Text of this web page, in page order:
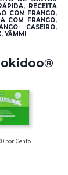
RECEITA
COM FRANGO,
COM FRANGO,
CASEIRO,
YÄMMI
por Cento